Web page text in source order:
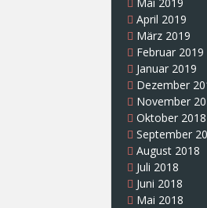
April 2019
März 2019
Februar 2019
Januar 2019
Dezember
November
Oktober 2018
September
August 2018
Juli 2018
Juni 2018
Mai 2018